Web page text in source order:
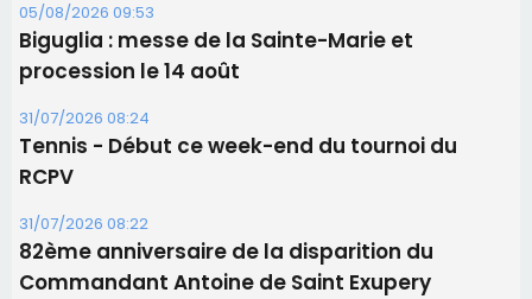
05/08/2026 09:53
Biguglia : messe de la Sainte-Marie et
procession le 14 août
31/07/2026 08:24
Tennis - Début ce week-end du tournoi du
RCPV
31/07/2026 08:22
82ème anniversaire de la disparition du
Commandant Antoine de Saint Exupery